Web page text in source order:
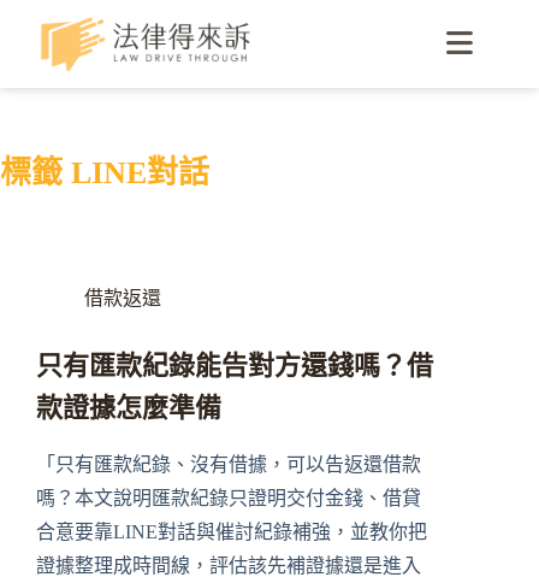
標籤 LINE對話
借款返還
只有匯款紀錄能告對方還錢嗎？借
款證據怎麼準備
「只有匯款紀錄、沒有借據，可以告返還借款
嗎？本文說明匯款紀錄只證明交付金錢、借貸
合意要靠LINE對話與催討紀錄補強，並教你把
證據整理成時間線，評估該先補證據還是進入